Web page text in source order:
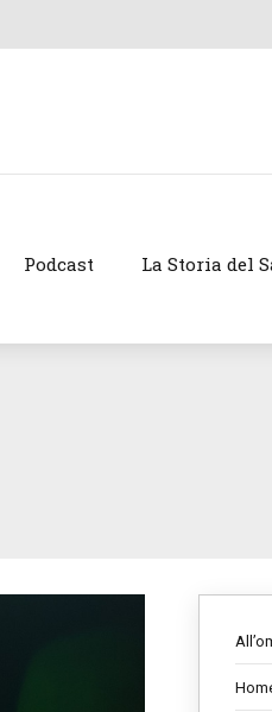
Podcast La Storia del